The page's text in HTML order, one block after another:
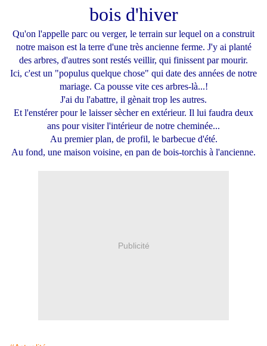
bois d'hiver
Qu'on l'appelle parc ou verger, le terrain sur lequel on a construit
notre maison est la terre d'une très ancienne ferme. J'y ai planté
des arbres, d'autres sont restés veillir, qui finissent par mourir.
Ici, c'est un "populus quelque chose" qui date des années de notre
mariage. Ca pousse vite ces arbres-là...!
J'ai du l'abattre, il gènait trop les autres.
Et l'enstérer pour le laisser sècher en extérieur. Il lui faudra deux
ans pour visiter l'intérieur de notre cheminée...
Au premier plan, de profil, le barbecue d'été.
Au fond, une maison voisine, en pan de bois-torchis à l'ancienne.
Publicité